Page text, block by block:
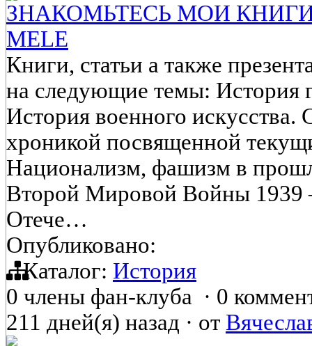
ЗНАКОМЬТЕСЬ МОИ КНИГИ.
MELE
Книги, статьи а также
на следующие темы: История
История военного
хроникой посвященной
Национализм, фашизм в
Второй Мировой Войны 1939
Отече…
Опубликовано:
Каталог: История
0 члены фан-клуба · 0
211 дней(я) назад · от